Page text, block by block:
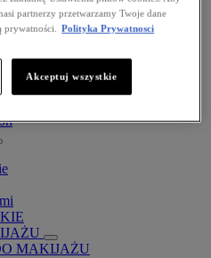
MAKIJAŻU
partnerzy przetwarzamy Twoje dane
prywatności. Polityka Prywatnosci
Akceptuj wszystkie